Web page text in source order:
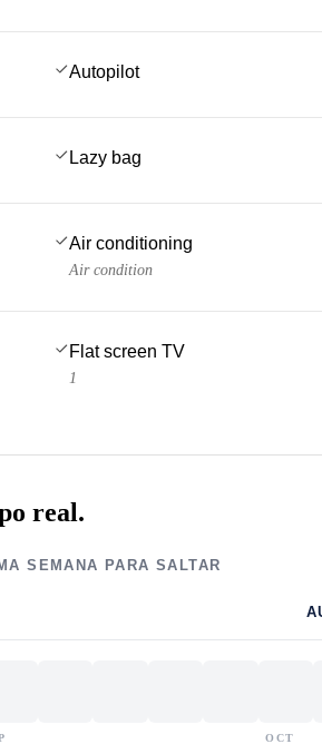
Autopilot
Lazy bag
Air conditioning
Air condition
Flat screen TV
1
real.
SEMANA PARA SALTAR
OCT